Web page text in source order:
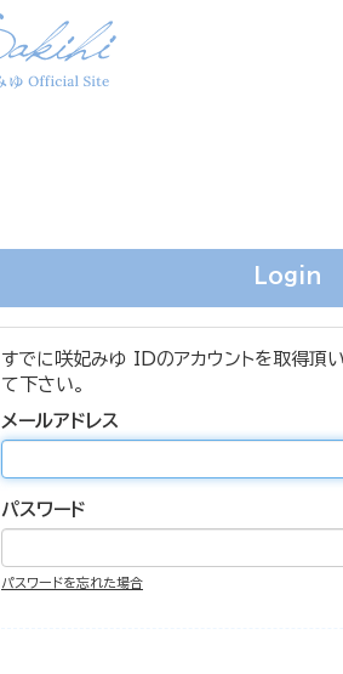
Login
すでに咲妃みゆ IDのアカウントを取得頂い
て下さい。
メールアドレス
パスワード
パスワードを忘れた場合